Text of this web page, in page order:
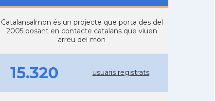
Catalansalmon és un projecte que porta des del
2005 posant en contacte catalans que viuen
arreu del món
15.320 usuaris registrats